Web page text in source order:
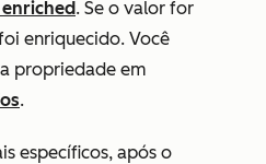
enriched. Se o valor for
enriquecido. Você
propriedade em
.
específicos, após o